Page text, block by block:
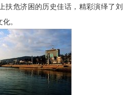
扶危济困的历史佳话，精彩演绎了刘
。